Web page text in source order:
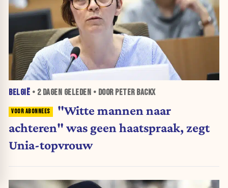
BELGIË • 2 DAGEN GELEDEN • DOOR PETER BACKX
"Witte mannen naar
achteren" was geen haatspraak, zegt
Unia-topvrouw